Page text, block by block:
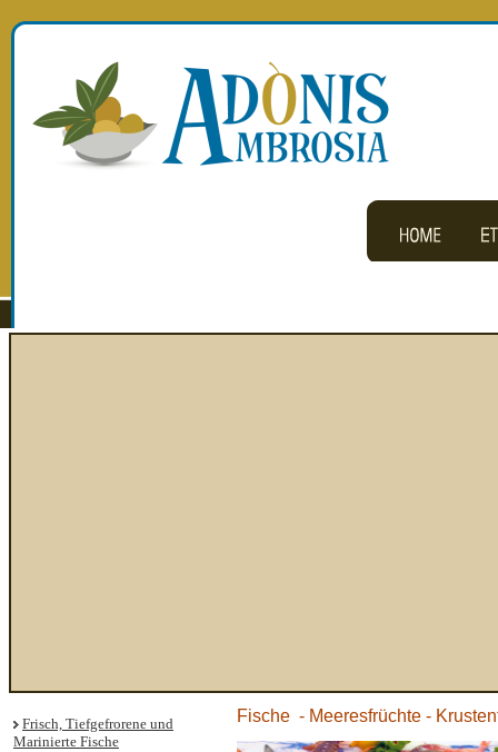
Frisch, Tiefgefrorene und
Marinierte Fische
Fische - Meeresfrüchte -